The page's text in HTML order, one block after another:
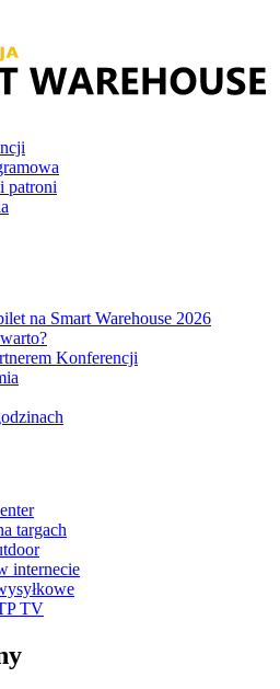
patroni
na Smart Warehouse 2026
Konferencji
targach
internecie
TV